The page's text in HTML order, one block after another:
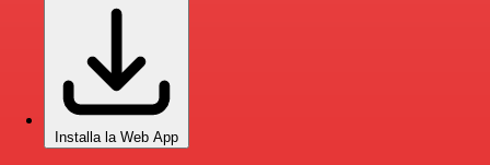
Installa la Web App